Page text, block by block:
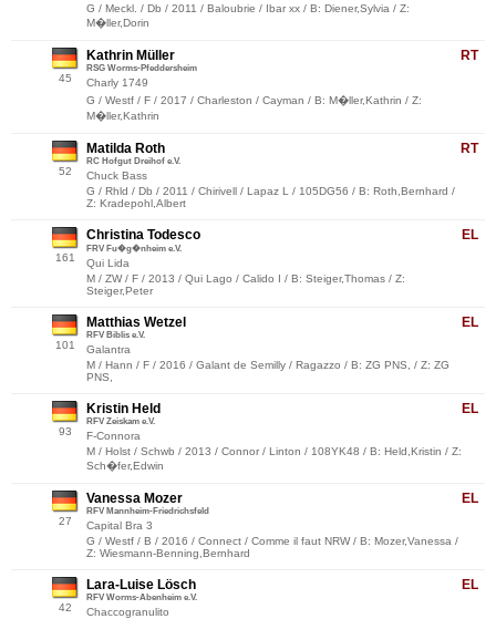
G / Meckl. / Db / 2011 / Baloubrie / Ibar xx / B: Diener,Sylvia / Z:
M�ller,Dorin
45
RT
Kathrin Müller
RSG Worms-Pfeddersheim
Charly 1749
G / Westf / F / 2017 / Charleston / Cayman / B: M�ller,Kathrin / Z:
M�ller,Kathrin
52
RT
Matilda Roth
RC Hofgut Dreihof e.V.
Chuck Bass
G / Rhld / Db / 2011 / Chirivell / Lapaz L / 105DG56 / B: Roth,Bernhard /
Z: Kradepohl,Albert
161
EL
Christina Todesco
FRV Fu�g�nheim e.V.
Qui Lida
M / ZW / F / 2013 / Qui Lago / Calido I / B: Steiger,Thomas / Z:
Steiger,Peter
101
EL
Matthias Wetzel
RFV Biblis e.V.
Galantra
M / Hann / F / 2016 / Galant de Semilly / Ragazzo / B: ZG PNS, / Z: ZG
PNS,
93
EL
Kristin Held
RFV Zeiskam e.V.
F-Connora
M / Holst / Schwb / 2013 / Connor / Linton / 108YK48 / B: Held,Kristin / Z:
Sch�fer,Edwin
27
EL
Vanessa Mozer
RFV Mannheim-Friedrichsfeld
Capital Bra 3
G / Westf / B / 2016 / Connect / Comme il faut NRW / B: Mozer,Vanessa /
Z: Wiesmann-Benning,Bernhard
42
EL
Lara-Luise Lösch
RFV Worms-Abenheim e.V.
Chaccogranulito